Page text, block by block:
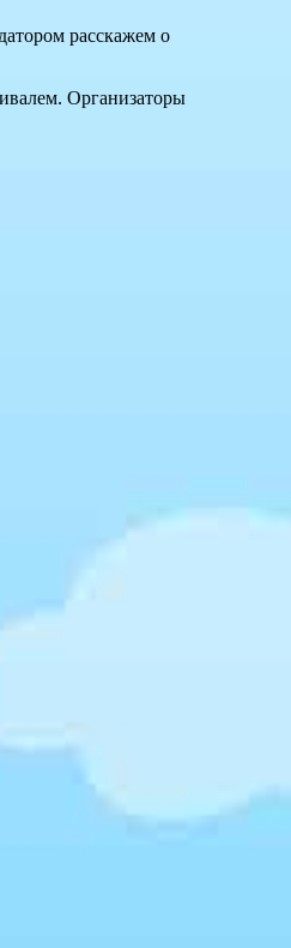
расскажем о
Организаторы